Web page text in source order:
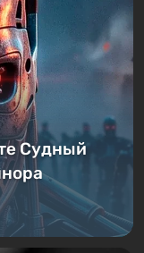
Судный